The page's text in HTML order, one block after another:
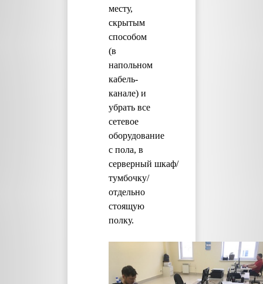
месту,
скрытым
способом
(в
напольном
кабель-
канале) и
убрать все
сетевое
оборудование
с пола, в
серверный шкаф/
тумбочку/
отдельно
стоящую
полку.